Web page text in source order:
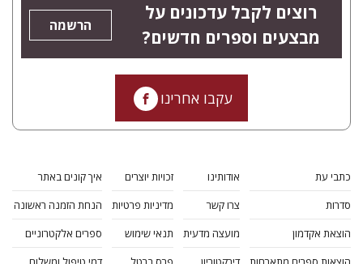
רוצים לקבל עדכונים על
מבצעים וספרים חדשים?
הרשמה
עקבו אחרינו
כתבי עת
סדרות
הוצאת אקדמון
אודותינו
צרו קשר
מועצה מדעית
זכויות יוצרים
מדיניות פרטיות
תנאי שימוש
איך קונים באתר
הנחת הזמנה ראשונה
ספרים אלקטרוניים